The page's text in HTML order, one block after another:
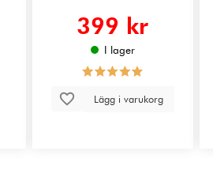
399 kr
I lager
Lägg i varukorg